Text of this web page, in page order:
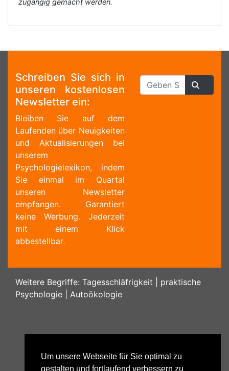
Um unsere Webseite für Sie optimal zu
gestalten und fortlaufend verbessern zu
zugängig gemacht werden.
Schreiben Sie sich in
unseren kostenlosen
Newsletter ein:
Bleiben Sie auf dem
Laufenden über Neuigkeiten
und Aktualisierungen bei
unserem
Psychologielexikon, indem
Sie einmal im Quartal
unseren Newsletter
empfangen. Garantiert
keine Werbung. Jederzeit
mit einem Klick
abbestellbar.
Weitere Begriffe: Tagesschläfrigkeit
praktische
Psychologie
Autoökologie